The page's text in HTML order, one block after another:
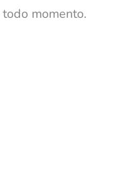
momento.